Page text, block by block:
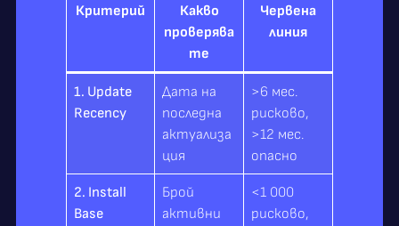
Критерий
Какво
проверява
те
Червена
линия
1. Update
Recency
Дата на
последна
актуализа
ция
>6 мес.
рисково,
>12 мес.
опасно
2. Install
Base
Брой
активни
<1 000
рисково,